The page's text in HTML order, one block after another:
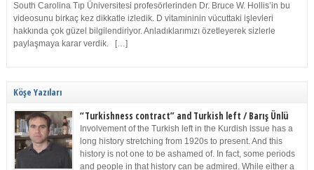
South Carolina Tıp Üniversitesi profesörlerinden Dr. Bruce W. Hollis’in bu
videosunu birkaç kez dikkatle izledik. D vitamininin vücuttaki işlevleri
hakkında çok güzel bilgilendiriyor. Anladıklarımızı özetleyerek sizlerle
paylaşmaya karar verdik. […]
Köşe Yazıları
“Turkishness contract” and Turkish left / Barış Ünlü
Involvement of the Turkish left in the Kurdish issue has a
long history stretching from 1920s to present. And this
history is not one to be ashamed of. In fact, some periods
and people in that history can be admired. While either a